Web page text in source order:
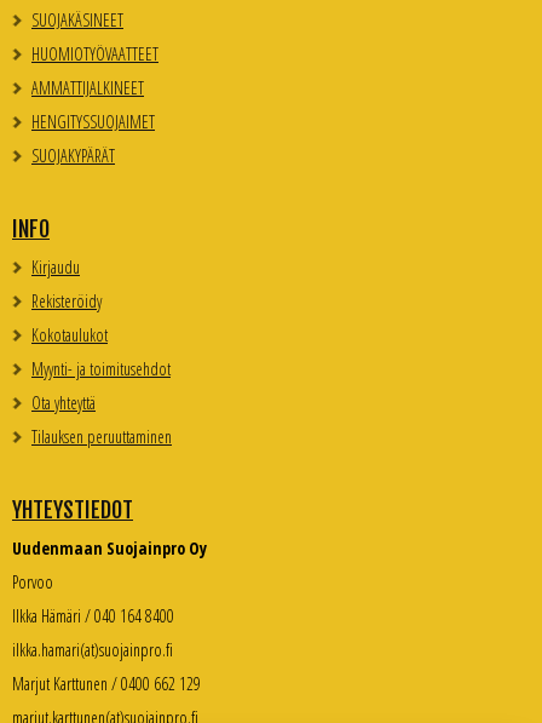
SUOJAKÄSINEET
HUOMIOTYÖVAATTEET
AMMATTIJALKINEET
HENGITYSSUOJAIMET
SUOJAKYPÄRÄT
INFO
Kirjaudu
Rekisteröidy
Kokotaulukot
Myynti- ja toimitusehdot
Ota yhteyttä
Tilauksen peruuttaminen
YHTEYSTIEDOT
Uudenmaan Suojainpro Oy
Porvoo
Ilkka Hämäri / 040 164 8400
ilkka.hamari(at)suojainpro.fi
Marjut Karttunen / 0400 662 129
marjut.karttunen(at)suojainpro.fi